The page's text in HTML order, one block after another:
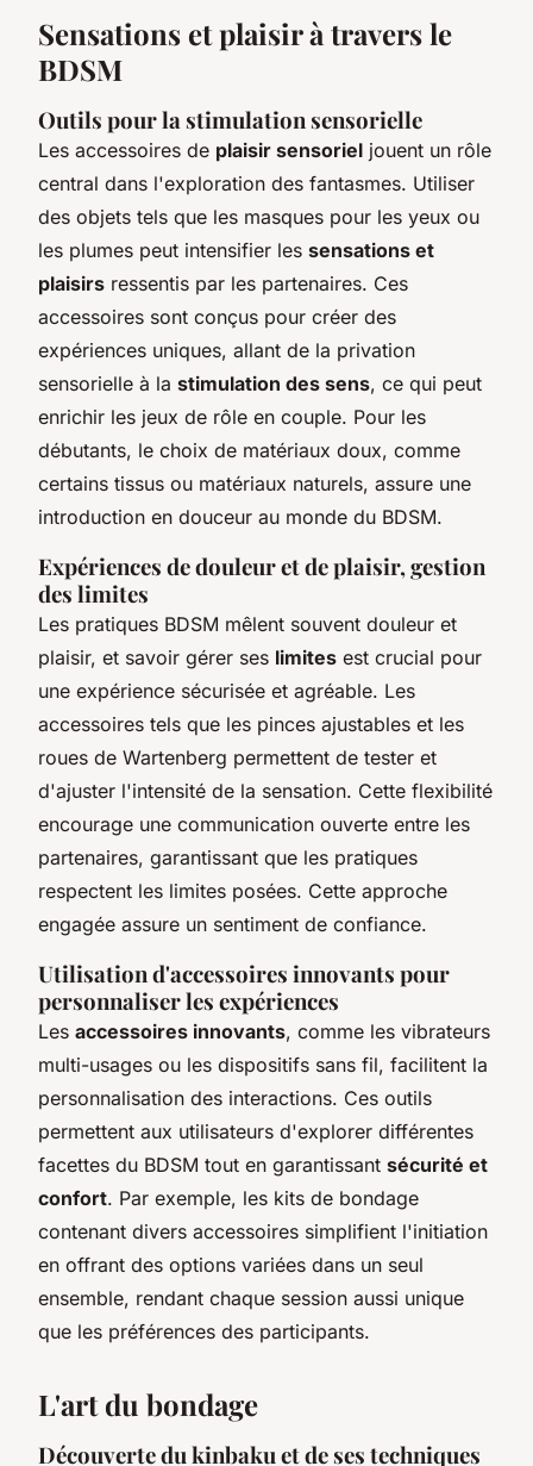
Sensations et plaisir à travers le
BDSM
Outils pour la stimulation sensorielle
Les accessoires de plaisir sensoriel jouent un rôle
central dans l'exploration des fantasmes. Utiliser
des objets tels que les masques pour les yeux ou
les plumes peut intensifier les sensations et
plaisirs ressentis par les partenaires. Ces
accessoires sont conçus pour créer des
expériences uniques, allant de la privation
sensorielle à la stimulation des sens, ce qui peut
enrichir les jeux de rôle en couple. Pour les
débutants, le choix de matériaux doux, comme
certains tissus ou matériaux naturels, assure une
introduction en douceur au monde du BDSM.
Expériences de douleur et de plaisir, gestion
des limites
Les pratiques BDSM mêlent souvent douleur et
plaisir, et savoir gérer ses limites est crucial pour
une expérience sécurisée et agréable. Les
accessoires tels que les pinces ajustables et les
roues de Wartenberg permettent de tester et
d'ajuster l'intensité de la sensation. Cette flexibilité
encourage une communication ouverte entre les
partenaires, garantissant que les pratiques
respectent les limites posées. Cette approche
engagée assure un sentiment de confiance.
Utilisation d'accessoires innovants pour
personnaliser les expériences
Les accessoires innovants, comme les vibrateurs
multi-usages ou les dispositifs sans fil, facilitent la
personnalisation des interactions. Ces outils
permettent aux utilisateurs d'explorer différentes
facettes du BDSM tout en garantissant sécurité et
confort. Par exemple, les kits de bondage
contenant divers accessoires simplifient l'initiation
en offrant des options variées dans un seul
ensemble, rendant chaque session aussi unique
que les préférences des participants.
L'art du bondage
Découverte du kinbaku et de ses techniques